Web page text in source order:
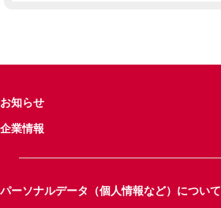
お知らせ
企業情報
パーソナルデータ（個人情報など）について